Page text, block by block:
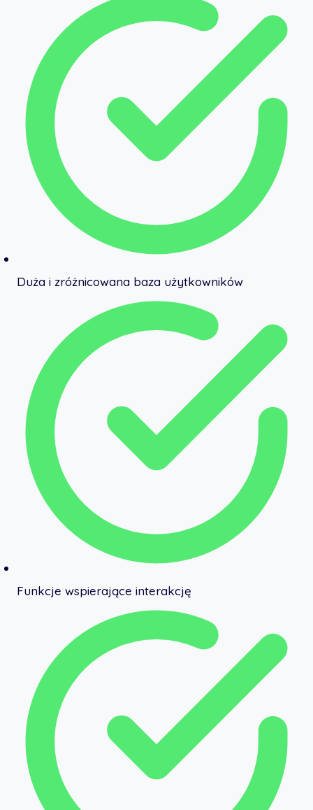
Duża i zróżnicowana baza użytkowników
Funkcje wspierające interakcję